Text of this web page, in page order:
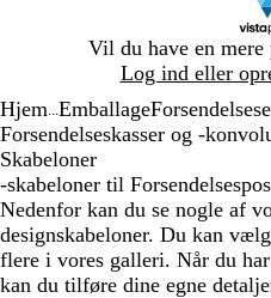
Vil du have en mere
Log ind eller
1
Hjem Emballage
Forsendelseskasser og -
Skabeloner
-skabeloner til
Nedenfor kan du se nogle af
designskabeloner. Du kan
flere i vores galleri. Når du
kan du tilføre dine egne